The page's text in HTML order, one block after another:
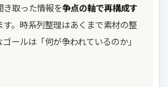
き取った情報を争点の軸で再構成す
す。時系列整理はあくまで素材の整
ールは「何が争われているのか」